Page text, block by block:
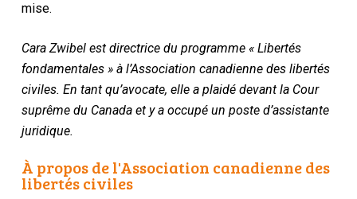
mise.
Cara Zwibel est directrice du programme « Libertés
fondamentales » à l’Association canadienne des libertés
civiles. En tant qu’avocate, elle a plaidé devant la Cour
suprême du Canada et y a occupé un poste d’assistante
juridique.
À propos de l'Association canadienne des
libertés civiles